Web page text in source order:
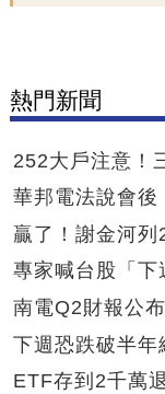
熱門新聞
252大戶注意！
華邦電法說會
贏了！謝金河
專家喊台股「下
南電Q2財報公
下週恐跌破半
ETF存到2千萬